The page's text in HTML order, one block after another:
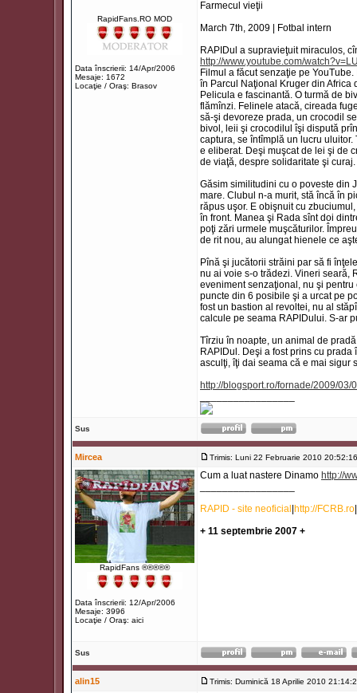
RapidFans.RO MOD
Data înscrierii: 14/Apr/2006
Mesaje: 1672
Locaţie / Oraş: Brasov
Farmecul vieţii
March 7th, 2009 | Fotbal intern
RAPIDul a supravieţuit miraculos,
http://www.youtube.com/
Filmul a făcut senzaţie pe
în Parcul Naţional Kruger din Africa
Pelicula e fascinantă. O turmă de
flămînzi. Felinele atacă, cireada
să-şi devoreze prada, un crocodil
bivol, leii şi crocodilul îşi dispută
captura, se întîmplă un lucru
e eliberat. Deşi muşcat de lei şi de
de viaţă, despre solidaritate şi curaj.
Găsim similitudini cu o poveste din
mare. Clubul n-a murit, stă încă în
răpus uşor. E obişnuit cu
în front. Manea şi Rada sînt doi
poţi zări urmele muşcăturilor.
de rit nou, au alungat hienele ce
Pînă şi jucătorii străini par să fi
nu ai voie s-o trădezi. Vineri seară,
eveniment senzaţional, nu şi
puncte din 6 posibile şi a urcat pe
fost un bastion al revoltei, nu al
calcule pe seama RAPIDului. S-ar
Tîrziu în noapte, un animal de
RAPIDul. Deşi a fost prins cu
asculţi, îţi dai seama că e mai sigur
http://blogsport.ro/fornade/2009/03/
Sus
Mircea Trimis: Luni 22 Februarie 2010 20:52:16
RapidFans ®®®®®
Data înscrierii: 12/Apr/2006
Mesaje: 3996
Locaţie / Oraş: aici
Cum a luat nastere Dinamo http://
RAPID - site neoficial http://FCRB.ro
+ 11 septembrie 2007 +
Sus
alin15 Trimis: Duminică 18 Aprilie 2010